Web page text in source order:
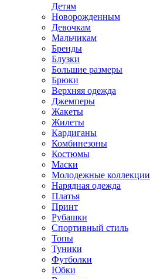
Детям
Новорожденным
Девочкам
Мальчикам
Бренды
Блузки
Большие размеры
Брюки
Верхняя одежда
Джемперы
Жакеты
Жилеты
Кардиганы
Комбинезоны
Костюмы
Маски
Молодежные коллекции
Нарядная одежда
Платья
Принт
Рубашки
Спортивный стиль
Топы
Туники
Футболки
Юбки